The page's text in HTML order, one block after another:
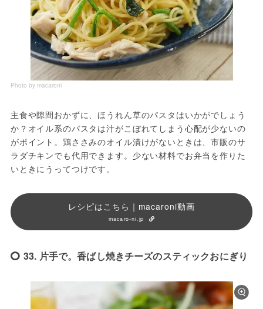
Photo by macaroni
主食や隙間おかずに、ほうれん草のパスタはいかがでしょう
か？オイル系のパスタは汁がこぼれてしまう心配が少ないの
がポイント。鶏ささみのオイル漬けがないときは、市販のサ
ラダチキンでも代用できます。少ない材料でお弁当を作りた
いときにうってつけです。
レシピはこちら｜macaroni動画
macaro-ni.jp
33. 片手で。香ばし焼きチーズのスティックおにぎり